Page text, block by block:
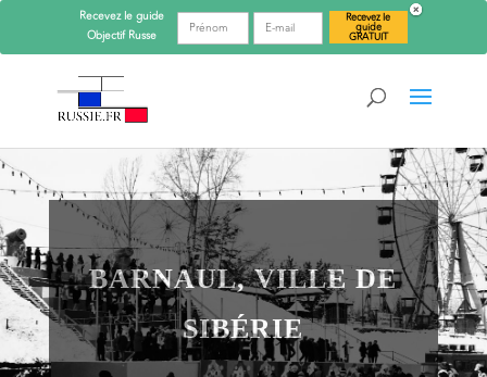
BARNAUL, VILLE DE
SIBÉRIE
Recevez le guide
ObjectifRusse
Recevez le
guide
GRATUIT